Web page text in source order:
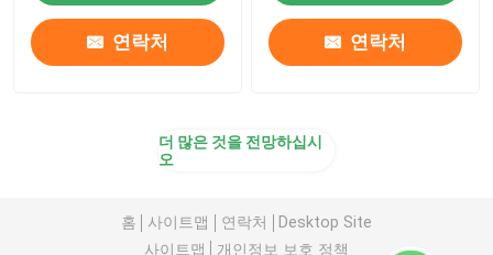
연락처 연락처
더 많은 것을 전망하십시
오
홈 사이트맵 연락처
Desktop Site
사이트맵
개인정보 보호 정책